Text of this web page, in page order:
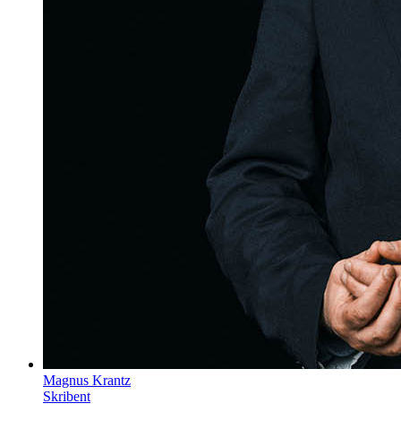
Magnus Krantz
Skribent